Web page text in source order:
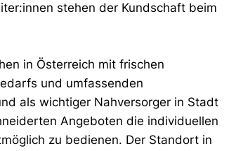
stehen der Kundschaft beim
in Österreich mit frischen
und umfassenden
als wichtiger Nahversorger in Stadt
Angeboten die individuellen
zu bedienen. Der Standort in